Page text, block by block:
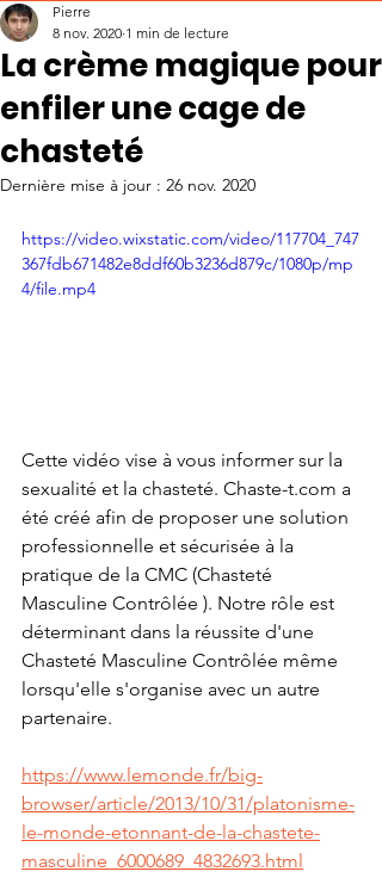
La crème magique pour
enfiler une cage de
chasteté
Pierre
8 nov. 2020 1 min de lecture
Dernière mise à jour : 26 nov. 2020
https://video.wixstatic.com/video/117704_747
367fdb671482e8ddf60b3236d879c/1080p/mp
4/file.mp4
Cette vidéo vise à vous informer sur la
sexualité et la chasteté. Chaste-t.com a
été créé afin de proposer une solution
professionnelle et sécurisée à la
pratique de la CMC (Chasteté
Masculine Contrôlée ). Notre rôle est
déterminant dans la réussite d'une
Chasteté Masculine Contrôlée même
lorsqu'elle s'organise avec un autre
partenaire.
https://www.lemonde.fr/big-
browser/article/2013/10/31/platonisme-
le-monde-etonnant-de-la-chastete-
masculine_6000689_4832693.html